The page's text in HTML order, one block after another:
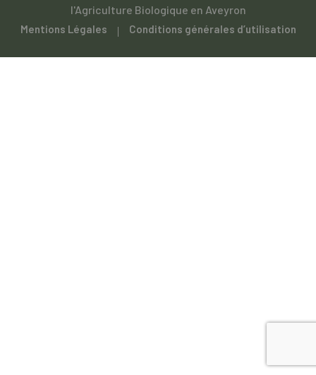
l'Agriculture Biologique en Aveyron
Mentions Légales Conditions générales d’utilisation